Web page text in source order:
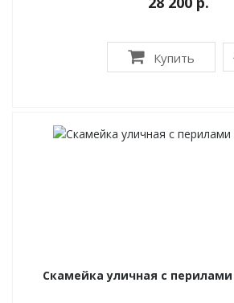
Купить
Скамейка уличная с перилами